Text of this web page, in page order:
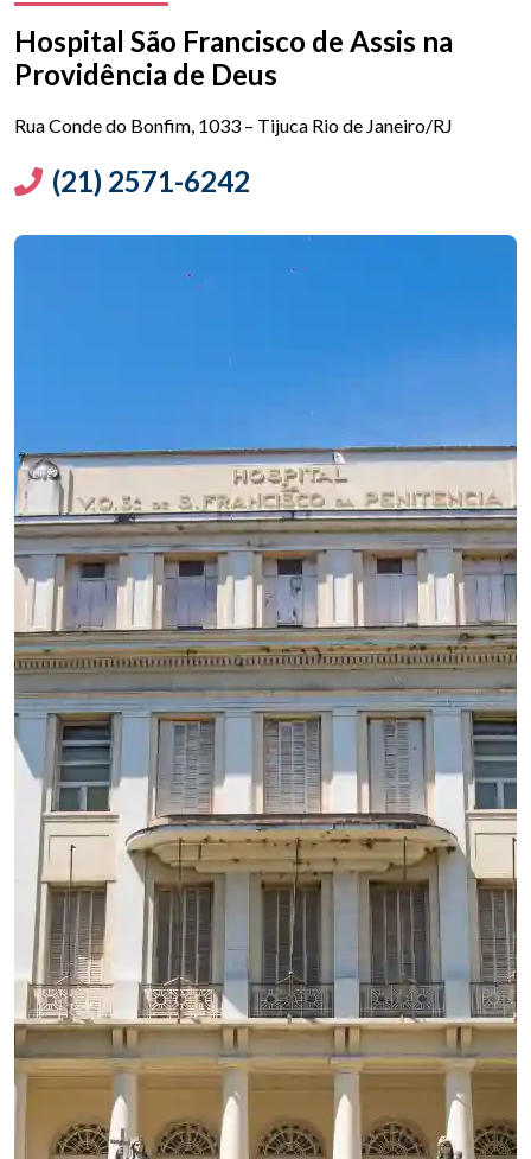
Hospital São Francisco de Assis na
Providência de Deus
Rua Conde do Bonfim, 1033 – Tijuca Rio de Janeiro/RJ
(21) 2571-6242